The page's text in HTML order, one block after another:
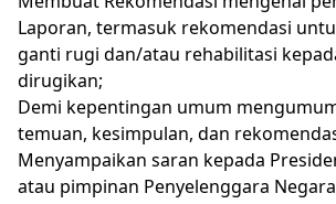
Laporan, termasuk rekomendasi
ganti rugi dan/atau rehabilitasi
dirugikan;
Demi kepentingan umum
temuan, kesimpulan, dan
Menyampaikan saran kepada
atau pimpinan Penyelenggara